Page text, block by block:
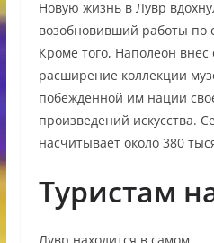
Новую жизнь в Лувр
возобновивший работы по
Кроме того, Наполеон
расширение коллекции
побежденной им нации
произведений искусства.
насчитывает около 380
Туристам